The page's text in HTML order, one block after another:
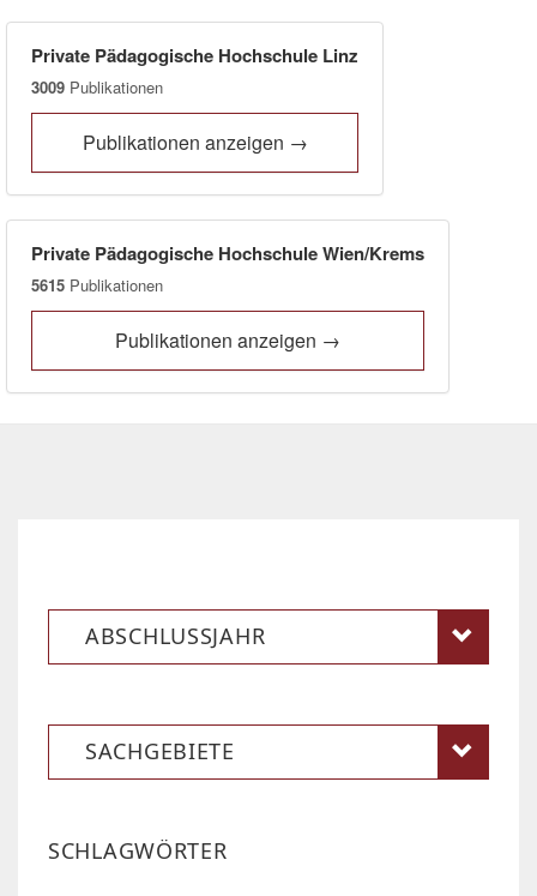
Private Pädagogische Hochschule Linz
3009 Publikationen
Publikationen anzeigen →
Private Pädagogische Hochschule Wien/Krems
5615 Publikationen
Publikationen anzeigen →
ABSCHLUSSJAHR
SACHGEBIETE
SCHLAGWÖRTER